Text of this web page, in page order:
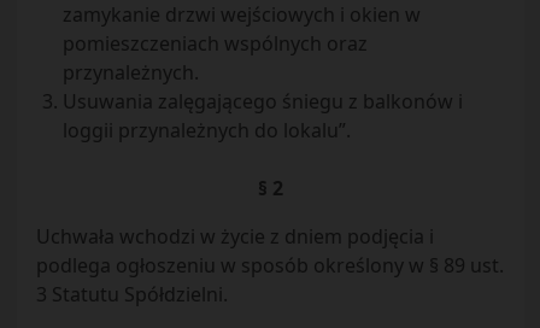
zamykanie drzwi wejściowych i okien w
pomieszczeniach wspólnych oraz
przynależnych.
Usuwania zalęgającego śniegu z balkonów i
loggii przynależnych do lokalu”.
§ 2
Uchwała wchodzi w życie z dniem podjęcia i
podlega ogłoszeniu w sposób określony w § 89 ust.
3 Statutu Spółdzielni.